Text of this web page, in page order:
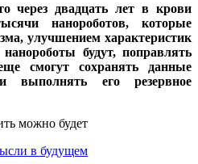
через двадцать лет в крови
нанороботов, которые
улучшением характеристик
будут, поправлять
смогут сохранять данные
выполнять его резервное
можно будет
в будущем